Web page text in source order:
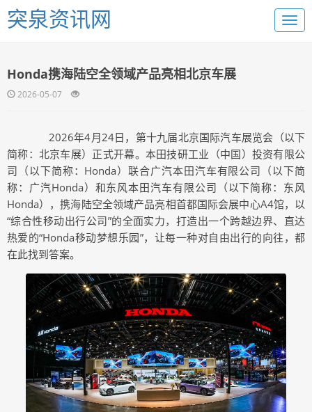
突泉资讯网
Honda携海陆空全领域产品亮相北京车展
2026-05-07
2026年4月24日，第十九届北京国际汽车展览会（以下
简称：北京车展）正式开幕。本田技研工业（中国）投资有限公
司（以下简称：Honda）联合广汽本田汽车有限公司（以下简
称： 广汽Honda）和东风本田汽车有限公司（以下简称：东风
Honda），携海陆空全领域产品亮相首都国际会展中心A4馆，以
“综合性移动出行公司”的全面实力，打造出一个跨越边界、直达
热爱的“Honda移动梦想乐园”，让每一种对自由出行的向往，都
在此找到答案。